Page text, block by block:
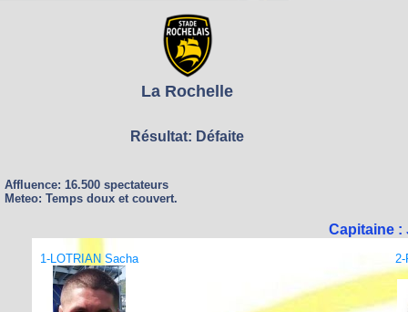
La Rochelle
Résultat: Défaite
Affluence: 16.500 spectateurs
Meteo: Temps doux et couvert.
Capitaine :
1-LOTRIAN Sacha 2-